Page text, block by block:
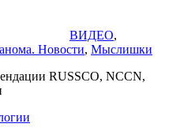
ВИДЕО,
Новости, Мыслишки
RUSSCO, NCCN,